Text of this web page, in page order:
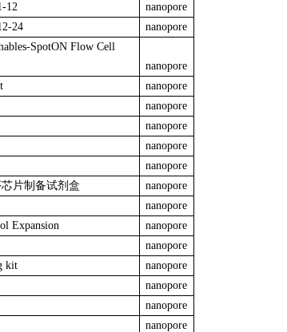
12
nanopore
24 nanopore
SpotON Flow Cell
nanopore
nanopore
nanopore
nanopore
nanopore
nanopore
片制备试剂盒
nanopore
nanopore
Expansion
nanopore
nanopore
kit
nanopore
nanopore
nanopore
nanopore